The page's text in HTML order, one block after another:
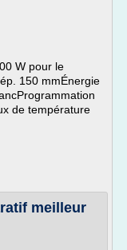
W pour le
150 mmÉnergie
de température
meilleur